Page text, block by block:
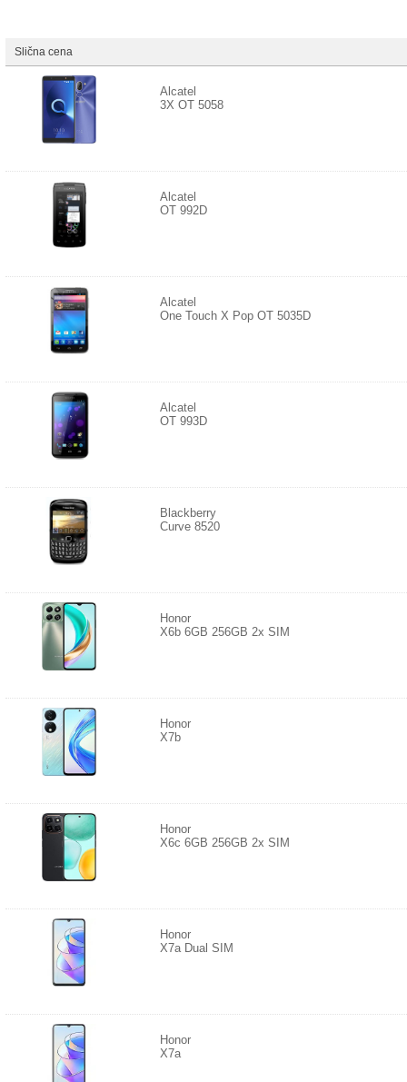
Slična cena
Alcatel
3X OT 5058
Alcatel
OT 992D
Alcatel
One Touch X Pop OT 5035D
Alcatel
OT 993D
Blackberry
Curve 8520
Honor
X6b 6GB 256GB 2x SIM
Honor
X7b
Honor
X6c 6GB 256GB 2x SIM
Honor
X7a Dual SIM
Honor
X7a